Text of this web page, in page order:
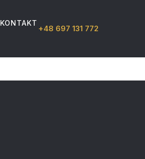
KONTAKT
+48 697 131 772